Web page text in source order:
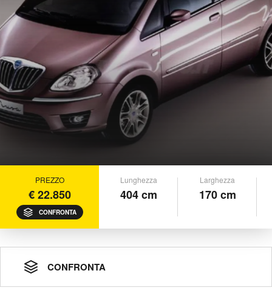
PREZZO
€ 22.850
CONFRONTA
Lunghezza
404 cm
Larghezza
170 cm
CONFRONTA